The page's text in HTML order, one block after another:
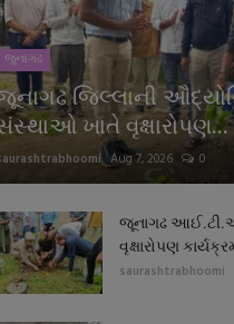
જુનાગઢ
જિલ્લાની
ખાતે વૃક્ષારોપણ...
Aug 7, 2026 0
જૂનાગઢ
વૃક્ષારોપણ
saurashtrabhoomi